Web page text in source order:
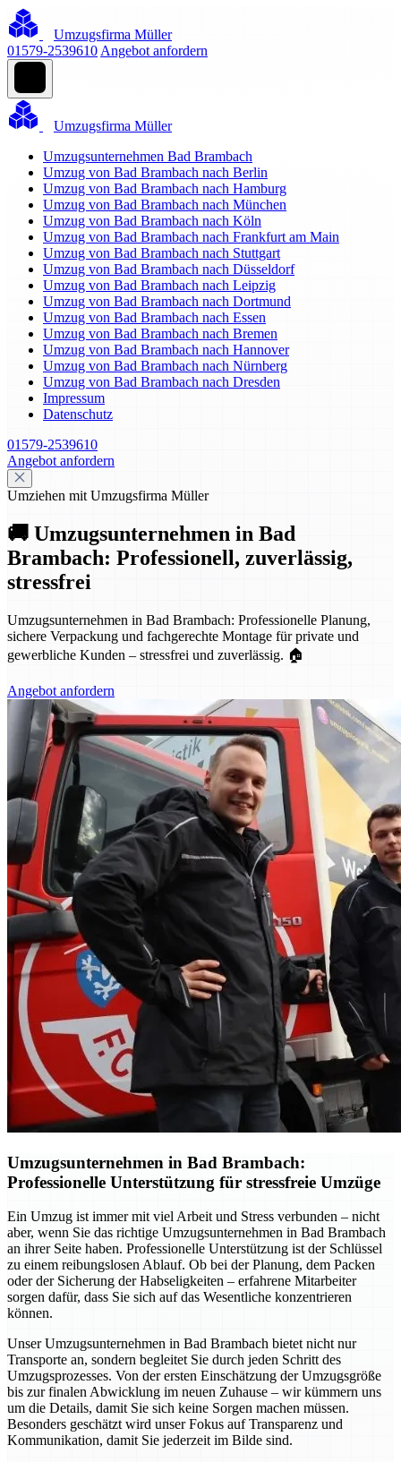
Umzugsfirma Müller
01579-2539610 Angebot anfordern
Umzugsfirma Müller
Umzugsunternehmen Bad Brambach
Umzug von Bad Brambach nach Berlin
Umzug von Bad Brambach nach Hamburg
Umzug von Bad Brambach nach München
Umzug von Bad Brambach nach Köln
Umzug von Bad Brambach nach Frankfurt am Main
Umzug von Bad Brambach nach Stuttgart
Umzug von Bad Brambach nach Düsseldorf
Umzug von Bad Brambach nach Leipzig
Umzug von Bad Brambach nach Dortmund
Umzug von Bad Brambach nach Essen
Umzug von Bad Brambach nach Bremen
Umzug von Bad Brambach nach Hannover
Umzug von Bad Brambach nach Nürnberg
Umzug von Bad Brambach nach Dresden
Impressum
Datenschutz
01579-2539610
Angebot anfordern
Umziehen mit Umzugsfirma Müller
🚚 Umzugsunternehmen in Bad
Brambach: Professionell, zuverlässig,
stressfrei
Umzugsunternehmen in Bad Brambach: Professionelle Planung,
sichere Verpackung und fachgerechte Montage für private und
gewerbliche Kunden – stressfrei und zuverlässig. 🏠
Angebot anfordern
Umzugsunternehmen in Bad Brambach:
Professionelle Unterstützung für stressfreie Umzüge
Ein Umzug ist immer mit viel Arbeit und Stress verbunden – nicht
aber, wenn Sie das richtige Umzugsunternehmen in Bad Brambach
an ihrer Seite haben. Professionelle Unterstützung ist der Schlüssel
zu einem reibungslosen Ablauf. Ob bei der Planung, dem Packen
oder der Sicherung der Habseligkeiten – erfahrene Mitarbeiter
sorgen dafür, dass Sie sich auf das Wesentliche konzentrieren
können.
Unser Umzugsunternehmen in Bad Brambach bietet nicht nur
Transporte an, sondern begleitet Sie durch jeden Schritt des
Umzugsprozesses. Von der ersten Einschätzung der Umzugsgröße
bis zur finalen Abwicklung im neuen Zuhause – wir kümmern uns
um die Details, damit Sie sich keine Sorgen machen müssen.
Besonders geschätzt wird unser Fokus auf Transparenz und
Kommunikation, damit Sie jederzeit im Bilde sind.